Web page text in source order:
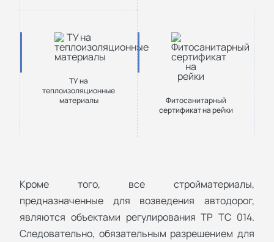
ТУ на
теплоизоляционные
материалы
Фитосанитарный
сертификат на рейки
Кроме того, все стройматериалы,
предназначенные для возведения автодорог,
являются объектами регулирования ТР ТС 014.
Следовательно, обязательным разрешением для